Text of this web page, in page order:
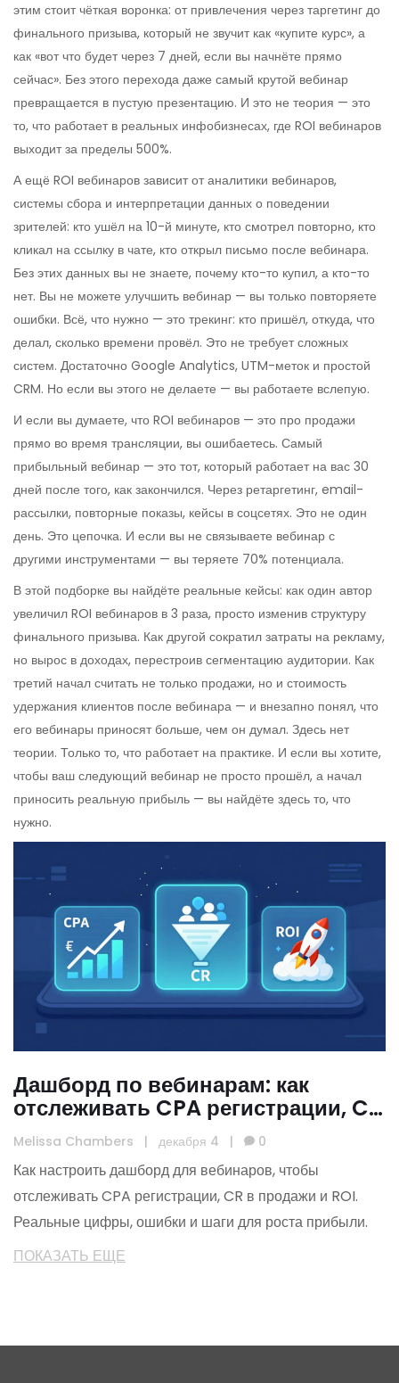
этим стоит чёткая воронка: от привлечения через таргетинг до
финального призыва, который не звучит как «купите курс», а
как «вот что будет через 7 дней, если вы начнёте прямо
сейчас». Без этого перехода даже самый крутой вебинар
превращается в пустую презентацию. И это не теория — это
то, что работает в реальных инфобизнесах, где ROI вебинаров
выходит за пределы 500%.
А ещё ROI вебинаров зависит отаналитики вебинаров,
системы сбора и интерпретации данных о поведении
зрителей: кто ушёл на 10-й минуте, кто смотрел повторно, кто
кликал на ссылку в чате, кто открыл письмо после вебинара.
Без этих данных вы не знаете, почему кто-то купил, а кто-то
нет. Вы не можете улучшить вебинар — вы только повторяете
ошибки. Всё, что нужно — это трекинг: кто пришёл, откуда, что
делал, сколько времени провёл. Это не требует сложных
систем. Достаточно Google Analytics, UTM-меток и простой
CRM. Но если вы этого не делаете — вы работаете вслепую.
И если вы думаете, что ROI вебинаров — это про продажи
прямо во время трансляции, вы ошибаетесь. Самый
прибыльный вебинар — это тот, который работает на вас 30
дней после того, как закончился. Через ретаргетинг, email-
рассылки, повторные показы, кейсы в соцсетях. Это не один
день. Это цепочка. И если вы не связываете вебинар с
другими инструментами — вы теряете 70% потенциала.
В этой подборке вы найдёте реальные кейсы: как один автор
увеличил ROI вебинаров в 3 раза, просто изменив структуру
финального призыва. Как другой сократил затраты на рекламу,
но вырос в доходах, перестроив сегментацию аудитории. Как
третий начал считать не только продажи, но и стоимость
удержания клиентов после вебинара — и внезапно понял, что
его вебинары приносят больше, чем он думал. Здесь нет
теории. Только то, что работает на практике. И если вы хотите,
чтобы ваш следующий вебинар не просто прошёл, а начал
приносить реальную прибыль — вы найдёте здесь то, что
нужно.
Дашборд по вебинарам: как
отслеживать CPA регистрации, CR
в продажи и ROI
Melissa Chambers | декабря 4 | 0
Как настроить дашборд для вебинаров, чтобы
отслеживать CPA регистрации, CR в продажи и ROI.
Реальные цифры, ошибки и шаги для роста прибыли.
ПОКАЗАТЬ ЕЩЕ